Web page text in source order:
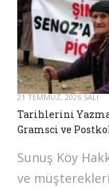
21 TEMMUZ, 2026 SALI
Tarihlerini
Gramsci ve
Sunuş Köy
ve